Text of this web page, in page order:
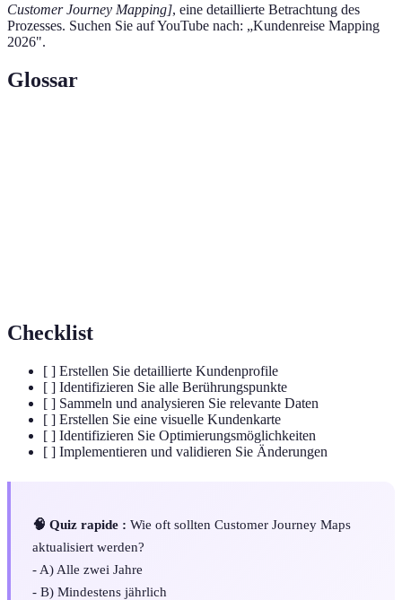
Customer Journey Mapping], eine detaillierte Betrachtung des
Prozesses. Suchen Sie auf YouTube nach: „Kundenreise Mapping
2026".
Glossar
Checklist
[ ] Erstellen Sie detaillierte Kundenprofile
[ ] Identifizieren Sie alle Berührungspunkte
[ ] Sammeln und analysieren Sie relevante Daten
[ ] Erstellen Sie eine visuelle Kundenkarte
[ ] Identifizieren Sie Optimierungsmöglichkeiten
[ ] Implementieren und validieren Sie Änderungen
🧠 Quiz rapide : Wie oft sollten Customer Journey Maps
aktualisiert werden?
- A) Alle zwei Jahre
- B) Mindestens jährlich